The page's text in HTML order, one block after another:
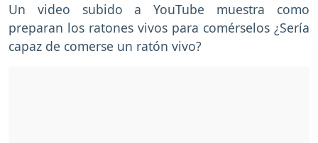
Un video subido a YouTube muestra como
preparan los ratones vivos para comérselos ¿Sería
capaz de comerse un ratón vivo?